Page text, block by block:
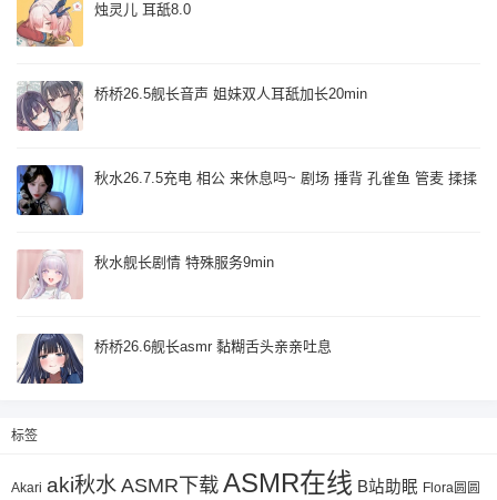
烛灵儿 耳舐8.0
桥桥26.5舰长音声 姐妹双人耳舐加长20min
秋水26.7.5充电 相公 来休息吗~ 剧场 捶背 孔雀鱼 管麦 揉揉
秋水舰长剧情 特殊服务9min
桥桥26.6舰长asmr 黏糊舌头亲亲吐息
标签
Akari aki秋水ASMR下载ASMR在线 B站助眠 Flora圆圆